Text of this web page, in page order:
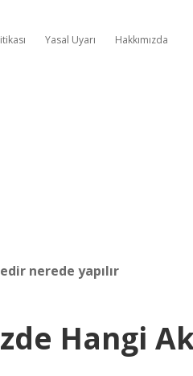
Yasal Uyarı Hakkımızda
nerede yapılır
Hangi